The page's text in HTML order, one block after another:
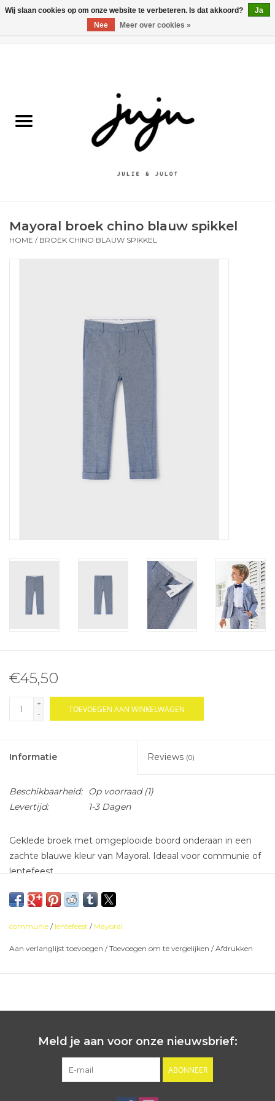
Kledij jongens
Schoenen
Mayoral broek chino blauw spikkel
HOME / BROEK CHINO BLAUW SPIKKEL
€45,50
+
-
TOEVOEGEN AAN WINKELWAGEN
Informatie Reviews (0)
Beschikbaarheid: Op voorraad(1)
Levertijd:
1-3 Dagen
Geklede broek met omgeplooide boord onderaan in een
zachte blauwe kleur van Mayoral. Ideaal voor communie of
lentefeest.
communie / lentefeest / Mayoral
Aan verlanglijst toevoegen /Toevoegen om te vergelijken /Afdrukken
Meld je aan voor onze nieuwsbrief:
ABONNEER
Wij slaan cookies op om onze website te verbeteren. Is dat akkoord?
Ja
Nee
Meer over cookies »